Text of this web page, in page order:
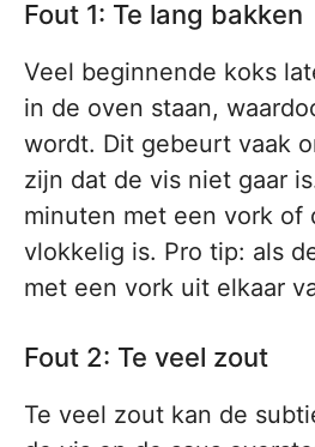
Fout 1: Te lang bakken
Veel beginnende koks
in de oven staan,
wordt. Dit gebeurt vaak
zijn dat de vis niet gaar
minuten met een vork of
vlokkelig is. Pro tip: als
met een vork uit elkaar
Fout 2: Te veel zout
Te veel zout kan de